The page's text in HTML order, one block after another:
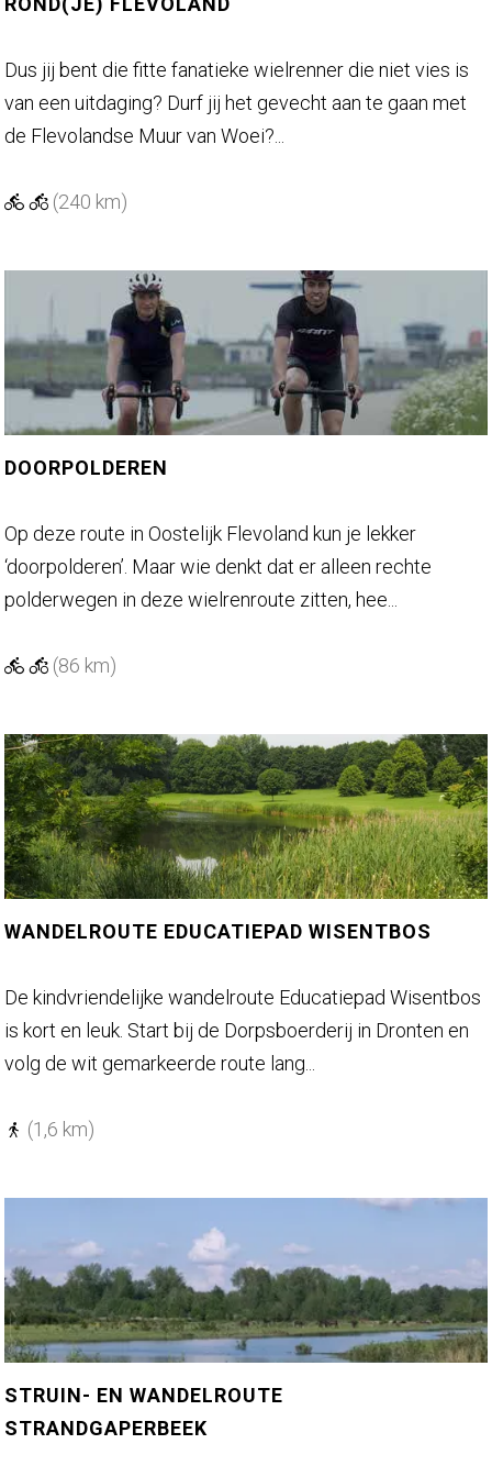
e
R
o
n
(
e
v
o
a
n
d
Dus jij bent die fitte fanatieke wielrenner die niet vies is
van een uitdaging? Durf jij het gevecht aan te gaan met
de Flevolandse Muur van Woei?...
(240 km)
DOORPOLDEREN
D
o
o
p
l
d
e
r
e
n
Op deze route in Oostelijk Flevoland kun je lekker
‘doorpolderen’. Maar wie denkt dat er alleen rechte
polderwegen in deze wielrenroute zitten, hee...
(86 km)
WANDELROUTE EDUCATIEPAD WISENTBOS
W
a
n
e
r
t
e
E
d
u
De kindvriendelijke wandelroute Educatiepad Wisentbos
is kort en leuk. Start bij de Dorpsboerderij in Dronten en
volg de wit gemarkeerde route lang...
(1,6 km)
STRUIN- EN WANDELROUTE
STRANDGAPERBEEK